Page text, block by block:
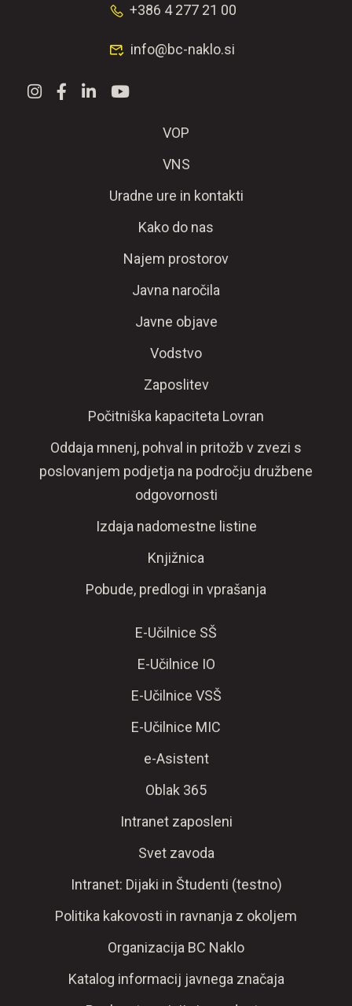
+386 4 277 21 00
info@bc-naklo.si
VOP
VNS
Uradne ure in kontakti
Kako do nas
Najem prostorov
Javna naročila
Javne objave
Vodstvo
Zaposlitev
Počitniška kapaciteta Lovran
Oddaja mnenj, pohval in pritožb v zvezi s
poslovanjem podjetja na področju družbene
odgovornosti
Izdaja nadomestne listine
Knjižnica
Pobude, predlogi in vprašanja
E-Učilnice SŠ
E-Učilnice IO
E-Učilnice VSŠ
E-Učilnice MIC
e-Asistent
Oblak 365
Intranet zaposleni
Svet zavoda
Intranet: Dijaki in Študenti (testno)
Politika kakovosti in ravnanja z okoljem
Organizacija BC Naklo
Katalog informacij javnega značaja